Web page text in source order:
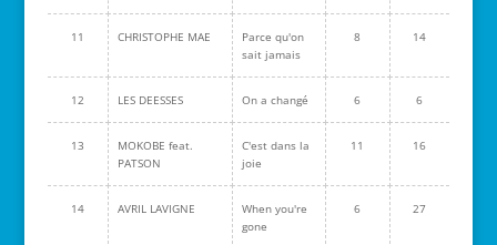
11 CHRISTOPHE MAE
Parce qu'on
sait jamais
8 14
12 LES DEESSES On a changé 6 6
13
MOKOBE feat.
PATSON
C'est dans la
joie
11 16
14 AVRIL LAVIGNE
When you're
gone
6 27